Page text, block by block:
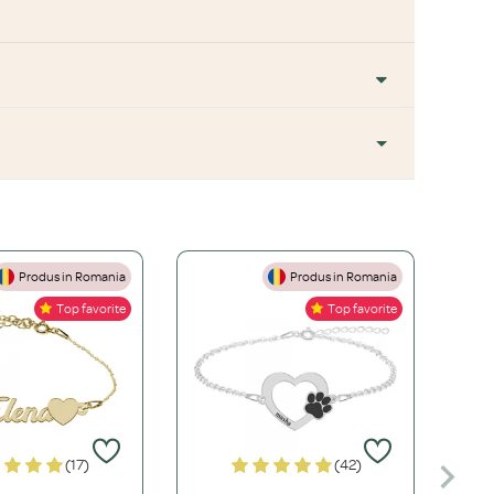
+
este mai accesibilă, dar necesită îngrijire atentă. O bijuterie
de durabil, hipoalergenic și perfect pentru un stil de viață
Produs in Romania
Top favorite
(17)
Produs in Romania
Top favorite
(42)